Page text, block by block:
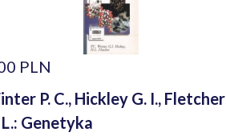
PLN
P. C., Hickley G. I., Fletcher
L.: Genetyka